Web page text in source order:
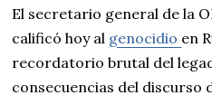
El secretario general de la
calificó hoy al genocidio en
recordatorio brutal del
consecuencias del discurso